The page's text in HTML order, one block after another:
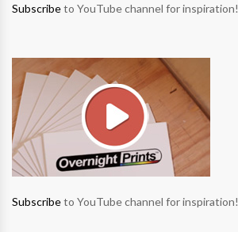
Subscribeto YouTube channel for inspiration!
Subscribeto YouTube channel for inspiration!